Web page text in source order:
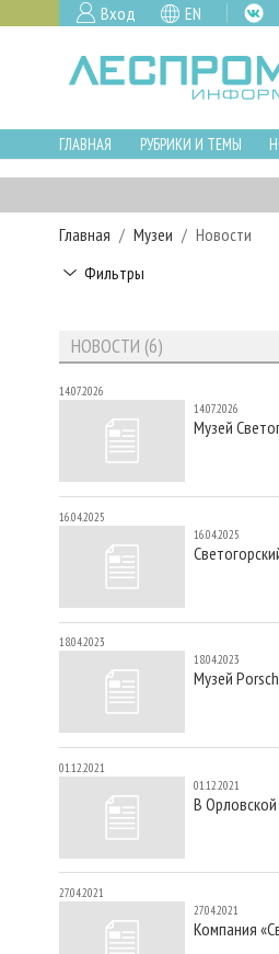
Вход EN
ГЛАВНАЯ РУБРИКИ И ТЕМЫ
Главная Музеи
Новости
Фильтры
НОВОСТИ (6)
14.07.2026
14.07.2026
Музей
16.04.2025
16.04.2025
18.04.2023
18.04.2023
Музей
01.12.2021
01.12.2021
В
27.04.2021
27.04.2021
Компания